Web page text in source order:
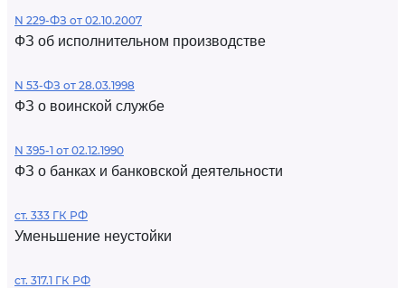
N 229-ФЗ от 02.10.2007
ФЗ об исполнительном производстве
N 53-ФЗ от 28.03.1998
ФЗ о воинской службе
N 395-1 от 02.12.1990
ФЗ о банках и банковской деятельности
ст. 333 ГК РФ
Уменьшение неустойки
ст. 317.1 ГК РФ